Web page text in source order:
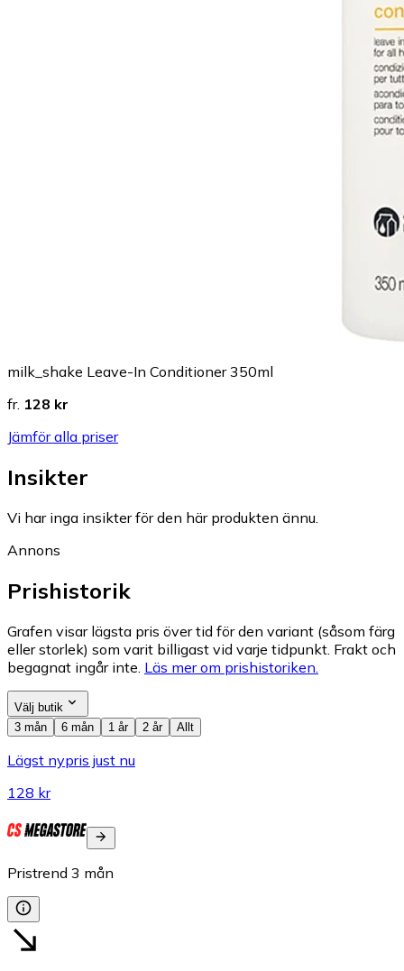
milk_shake Leave-In Conditioner 350ml
fr. 128 kr
Jämför alla priser
Insikter
Vi har inga insikter för den här produkten ännu.
Annons
Prishistorik
Grafen visar lägsta pris över tid för den variant (såsom färg
eller storlek) som varit billigast vid varje tidpunkt. Frakt och
begagnat ingår inte. Läs mer om prishistoriken.
Välj butik
3 mån
6 mån 1 år 2 år Allt
Lägst nypris just nu
128 kr
Pristrend 3 mån